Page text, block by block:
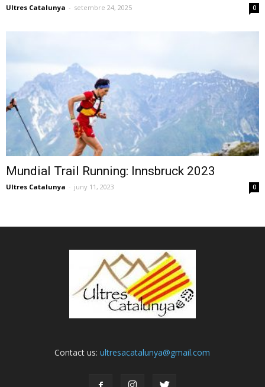
Ultres Catalunya - setembre 24, 2025 0
Mundial Trail Running: Innsbruck 2023
Ultres Catalunya - juny 11, 2023 0
Contact us:ultresacatalunya@gmail.com